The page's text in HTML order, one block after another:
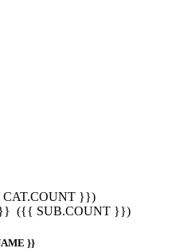
}})
({{ SUB.COUNT }})
}}